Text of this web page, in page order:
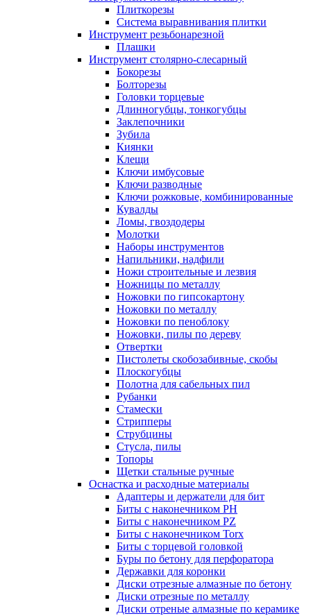
Плиткорезы
Система выравнивания плитки
Инструмент резьбонарезной
Плашки
Инструмент столярно-слесарный
Бокорезы
Болторезы
Головки торцевые
Длинногубцы, тонкогубцы
Заклепочники
Зубила
Киянки
Клещи
Ключи имбусовые
Ключи разводные
Ключи рожковые, комбинированные
Кувалды
Ломы, гвоздодеры
Молотки
Наборы инструментов
Напильники, надфили
Ножи строительные и лезвия
Ножницы по металлу
Ножовки по гипсокартону
Ножовки по металлу
Ножовки по пеноблоку
Ножовки, пилы по дереву
Отвертки
Пистолеты скобозабивные, скобы
Плоскогубцы
Полотна для сабельных пил
Рубанки
Стамески
Стрипперы
Струбцины
Стусла, пилы
Топоры
Щетки стальные ручные
Оснастка и расходные материалы
Адаптеры и держатели для бит
Биты с наконечником PH
Биты с наконечником PZ
Биты с наконечником Torx
Биты с торцевой головкой
Буры по бетону для перфоратора
Державки для коронки
Диски отрезные алмазные по бетону
Диски отрезные по металлу
Диски отреные алмазные по керамике